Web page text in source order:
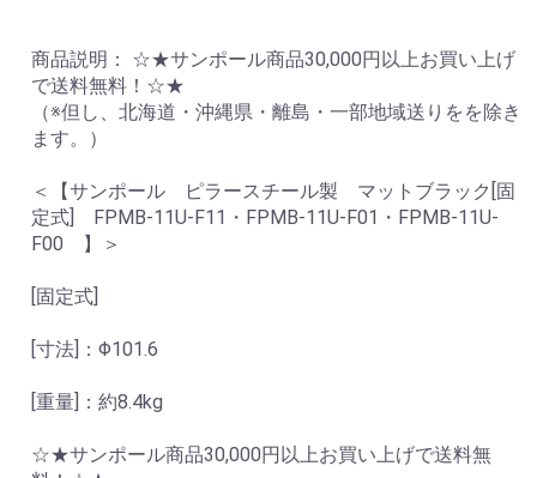
商品説明： ☆★サンポール商品30,000円以上お買い上げ
で送料無料！☆★
（※但し、北海道・沖縄県・離島・一部地域送りをを除き
ます。）
＜【サンポール ピラースチール製 マットブラック[固
定式] FPMB-11U-F11・FPMB-11U-F01・FPMB-11U-
F00 】＞
[固定式]
[寸法]：Φ101.6
[重量]：約8.4kg
☆★サンポール商品30,000円以上お買い上げで送料無